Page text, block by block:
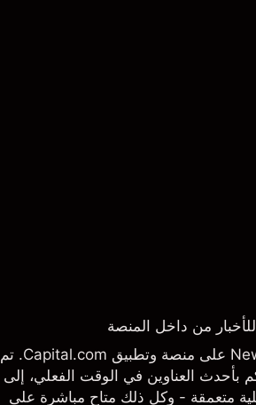
يسرنا أن نعلن عن إطلاق خدمة Newsquawk على منصة وتطبيق Capital.com. تم
بأحدث العناوين في الوقت الفعلي، إلى
متعمقة - وكل ذلك متاح مباشرة على